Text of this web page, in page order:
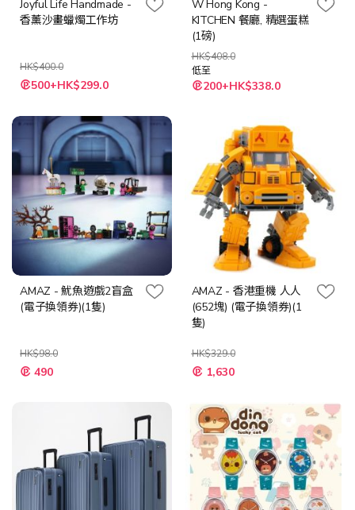
Joyful Life Handmade -
香薰沙畫蠟燭工作坊
HK$400.0
特
殊
格
500+HK$299.0
W Hong Kong -
KITCHEN 餐廳, 精選蛋糕
(1磅)
HK$408.0
低至
200+HK$338.0
AMAZ - 魷魚遊戲2盲盒
(電子換領券)(1隻)
HK$98.0
特
殊 490
AMAZ - 香港重機 人人
(652塊) (電子換領券)(1
隻)
HK$329.0
特
殊 1,630